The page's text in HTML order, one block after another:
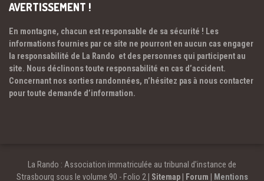
AVERTISSEMENT !
En montagne, chacun est responsable de sa sécurité ! Les
informations fournies par ce site ne pourront en aucun cas engager
la responsabilité de La Rando et des personnes qui participent au
site. Nous déclinons toute responsabilité en cas d’accident.
Concernant nos sorties randonnées, n’hésitez pas à nous contacter
pour toute demande d’information.
La Rando : Association immatriculée au tribunal d’instance de
Strasbourg sous le volume 90 - Folio 2 | Sitemap| Forum Mentions